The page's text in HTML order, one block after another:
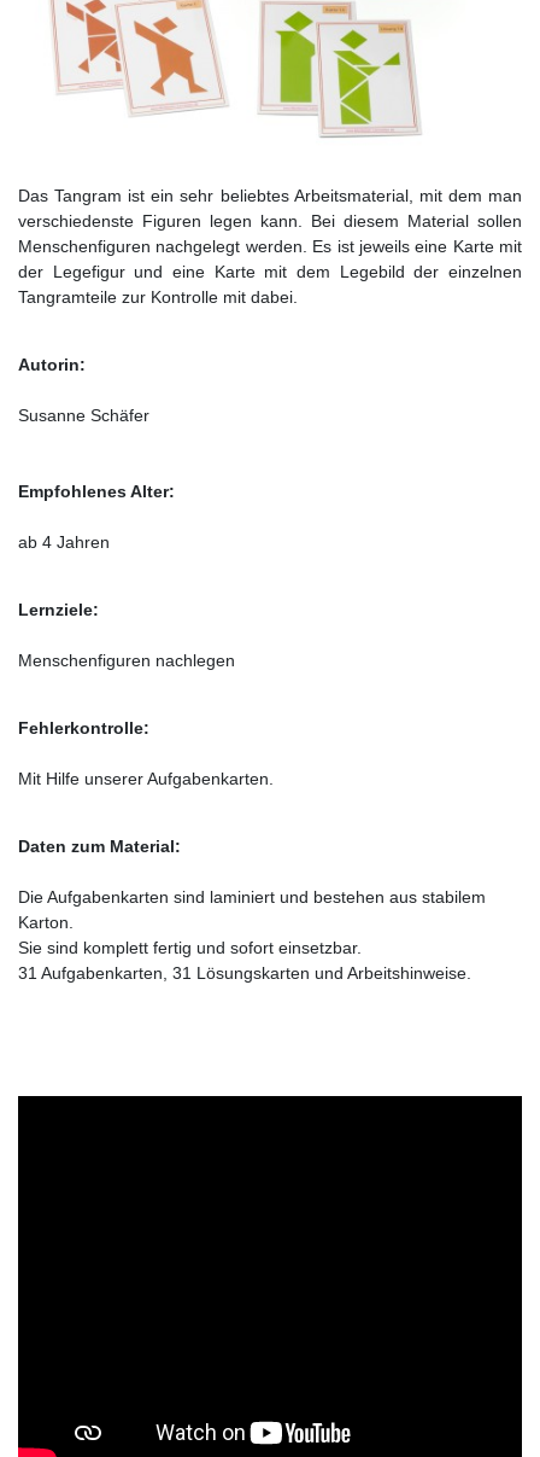
Das Tangram ist ein sehr beliebtes Arbeitsmaterial, mit dem man
verschiedenste Figuren legen kann. Bei diesem Material sollen
Menschenfiguren nachgelegt werden. Es ist jeweils eine Karte mit
der Legefigur und eine Karte mit dem Legebild der einzelnen
Tangramteile zur Kontrolle mit dabei.
Autorin:
Susanne Schäfer
Empfohlenes Alter:
ab 4 Jahren
Lernziele:
Menschenfiguren nachlegen
Fehlerkontrolle:
Mit Hilfe unserer Aufgabenkarten.
Daten zum Material:
Die Aufgabenkarten sind laminiert und bestehen aus stabilem
Karton.
Sie sind komplett fertig und sofort einsetzbar.
31 Aufgabenkarten, 31 Lösungskarten und Arbeitshinweise.